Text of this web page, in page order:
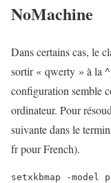
NoMachine
Dans certains cas, le
sortir « qwerty » à la
configuration semble
ordinateur. Pour
suivante dans le
fr pour French).
setxkbmap -